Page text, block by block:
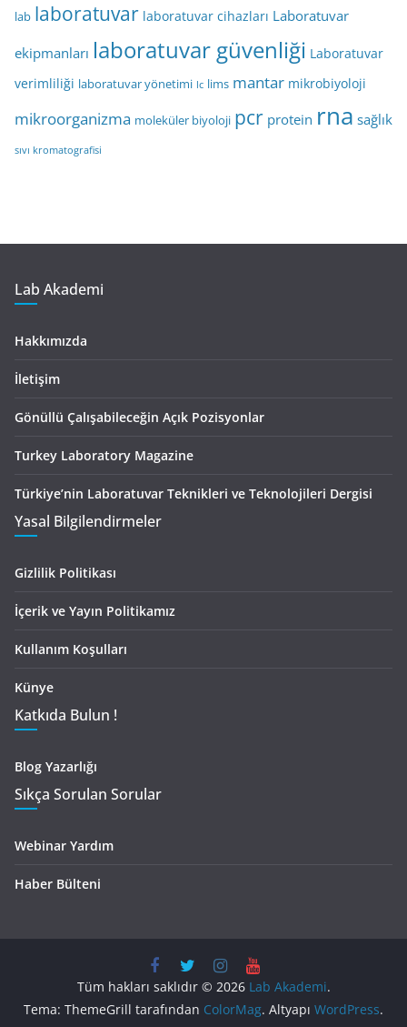
lab laboratuvar laboratuvar cihazları Laboratuvar
ekipmanları laboratuvar güvenliği Laboratuvar
verimliliği laboratuvar yönetimi lc lims mantar mikrobiyoloji
mikroorganizma moleküler biyoloji pcr protein rna sağlık
sıvı kromatografisi
Lab Akademi
Hakkımızda
İletişim
Gönüllü Çalışabileceğin Açık Pozisyonlar
Turkey Laboratory Magazine
Türkiye’nin Laboratuvar Teknikleri ve Teknolojileri Dergisi
Yasal Bilgilendirmeler
Gizlilik Politikası
İçerik ve Yayın Politikamız
Kullanım Koşulları
Künye
Katkıda Bulun !
Blog Yazarlığı
Sıkça Sorulan Sorular
Webinar Yardım
Haber Bülteni
Tüm hakları saklıdır © 2026 Lab Akademi.
Tema: ThemeGrill tarafından ColorMag. Altyapı WordPress.